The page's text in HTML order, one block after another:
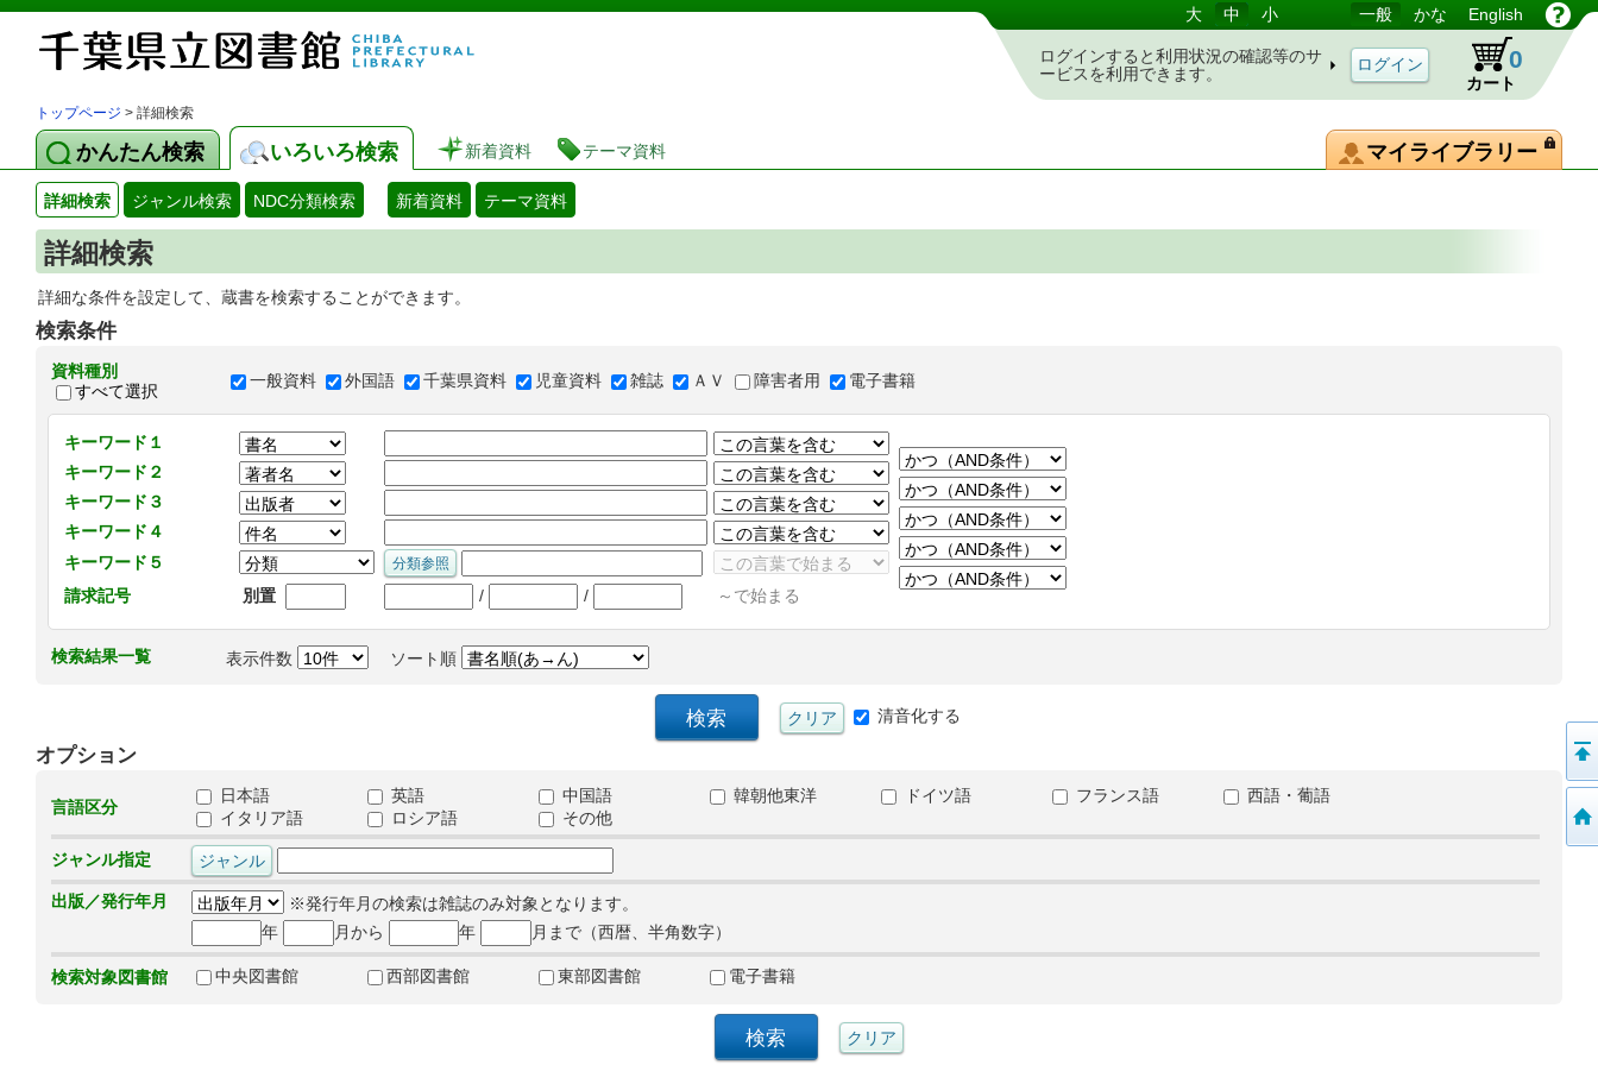
図書館 蔵書検索・予約システム 大 中 小 一般 かな English
ログインすると利用状況の確認等のサ
ービスを利用できます。
カート
0
トップページ > 詳細検索
かんたん検索 いろいろ検索 新着資料 テーマ資料 マイライブラリー
詳細検索 ジャンル検索 NDC分類検索 新着資料 テーマ資料
詳細検索
詳細な条件を設定して、蔵書を検索することができます。
検索条件
資料種別
すべて選択
一般資料 外国語 千葉県資料 児童資料 雑誌 ＡＶ 障害者用 電子書籍
キーワード１
キーワード２
キーワード３
キーワード４
キーワード５
請求記号
別置 / / ～で始まる
検索結果一覧 表示件数 ソート順
清音化する
オプション
言語区分
日本語 英語 中国語 韓朝他東洋 ドイツ語 フランス語
西語・葡語
イタリア語
ロシア語 その他
ジャンル指定
出版／発行年月
※発行年月の検索は雑誌のみ対象となります。
年
月から 年 月まで（西暦、半角数字）
検索対象図書館 中央図書館 西部図書館 東部図書館 電子書籍